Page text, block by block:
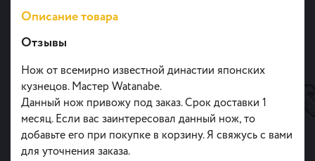
Описание товара
Отзывы
Нож от всемирно известной династии японских
кузнецов. Мастер Watanabe.
Данный нож привожу под заказ. Срок доставки 1
месяц. Если вас заинтересовал данный нож, то
добавьте его при покупке в корзину. Я свяжусь с вами
для уточнения заказа.